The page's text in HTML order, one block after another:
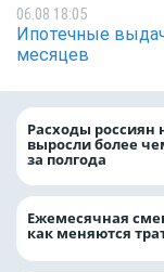
06.08 18:05
Ипотечные
месяцев
Расходы россиян
выросли более
за полгода
Ежемесячная
как меняются